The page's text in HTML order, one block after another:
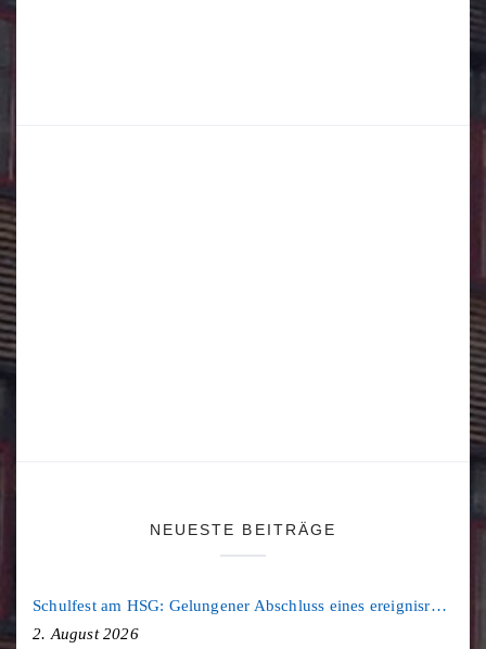
NEUESTE BEITRÄGE
Schulfest am HSG: Gelungener Abschluss eines ereignisreichen Schuljahres
2. August 2026